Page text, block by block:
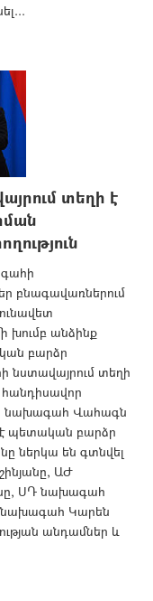
տեղի է
բնագավառներում
խումբ անձինք
բարձր
տեղի
նախագահ Վահագն
պետական բարձր
ներկա են գտնվել
ԱԺ
ՍԴ նախագահ
Կարեն
անդամներ և